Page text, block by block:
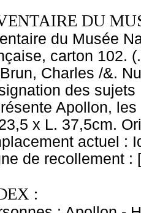
DU
du Musée
carton 102.
Charles /&.
des
Apollon,
x L. 37,5cm.
actuel :
de recollement :
: